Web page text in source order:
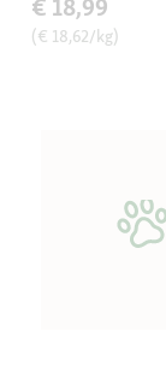
€ 18,99
(€ 18,62/kg)